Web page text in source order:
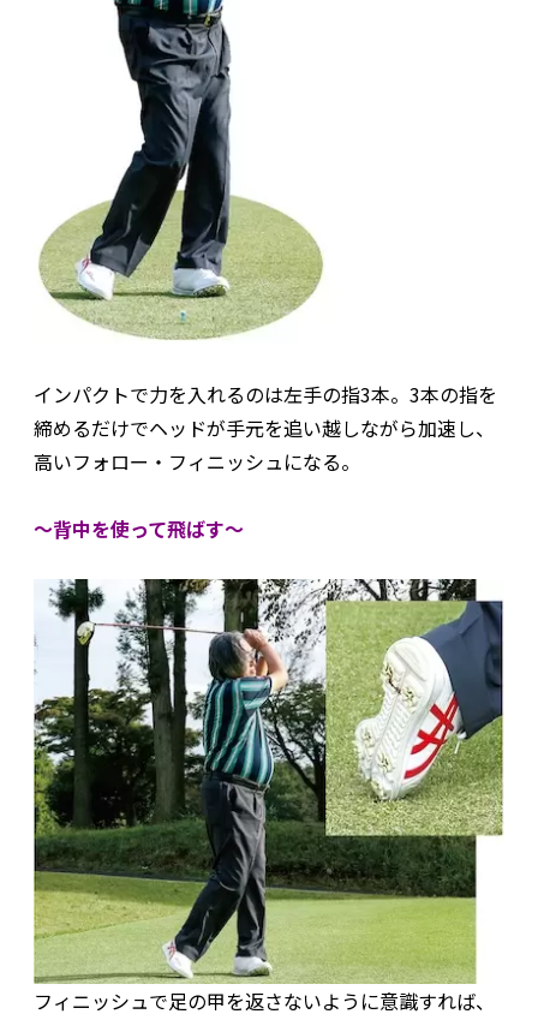
インパクトで力を入れるのは左手の指3本。3本の指を
締めるだけでヘッドが手元を追い越しながら加速し、
高いフォロー・フィニッシュになる。
〜背中を使って飛ばす〜
フィニッシュで足の甲を返さないように意識すれば、